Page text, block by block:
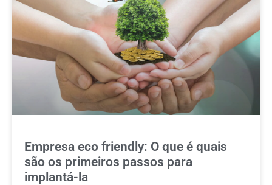
Empresa eco friendly: O que é quais
são os primeiros passos para
implantá-la